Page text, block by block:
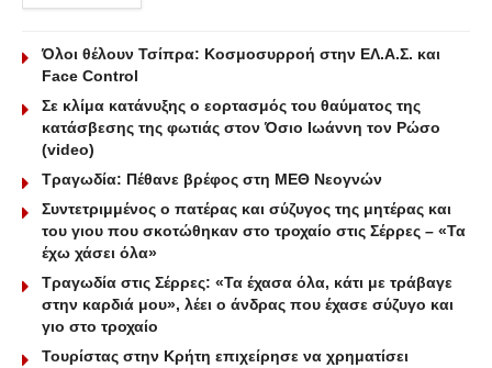
Όλοι θέλουν Τσίπρα: Κοσμοσυρροή στην ΕΛ.Α.Σ. και
Face Control
Σε κλίμα κατάνυξης ο εορτασμός του θαύματος της
κατάσβεσης της φωτιάς στον Όσιο Ιωάννη τον Ρώσο
(video)
Τραγωδία: Πέθανε βρέφος στη ΜΕΘ Νεογνών
Συντετριμμένος ο πατέρας και σύζυγος της μητέρας και
του γιου που σκοτώθηκαν στο τροχαίο στις Σέρρες – «Τα
έχω χάσει όλα»
Τραγωδία στις Σέρρες: «Τα έχασα όλα, κάτι με τράβαγε
στην καρδιά μου», λέει ο άνδρας που έχασε σύζυγο και
γιο στο τροχαίο
Τουρίστας στην Κρήτη επιχείρησε να χρηματίσει